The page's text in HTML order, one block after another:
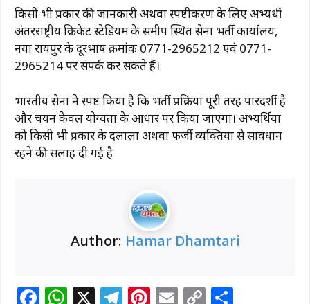
किसी भी प्रकार की जानकारी अथवा स्पष्टीकरण के लिए अभ्यर्थी
अंतरराष्ट्रीय क्रिकेट स्टेडियम के समीप स्थित सेना भर्ती कार्यालय,
नया रायपुर के दूरभाष क्रमांक 0771-2965212 एवं 0771-
2965214 पर संपर्क कर सकते हैं।
भारतीय सेना ने स्पष्ट किया है कि भर्ती प्रक्रिया पूरी तरह पारदर्शी है
और चयन केवल योग्यता के आधार पर किया जाएगा। अभ्यर्थियों
को किसी भी प्रकार के दलालों अथवा फर्जी व्यक्तियों से सावधान
रहने की सलाह दी गई है
Author: Hamar Dhamtari
F W X T Pi E C